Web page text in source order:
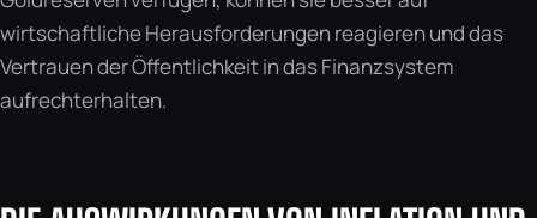
wirtschaftliche Herausforderungen reagieren und das
Vertrauen der Öffentlichkeit in das Finanzsystem
aufrechterhalten.